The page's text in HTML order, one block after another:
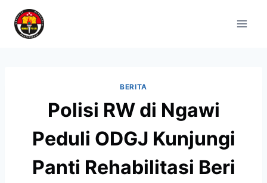
BERITA
Polisi RW di Ngawi
Peduli ODGJ Kunjungi
Panti Rehabilitasi Beri